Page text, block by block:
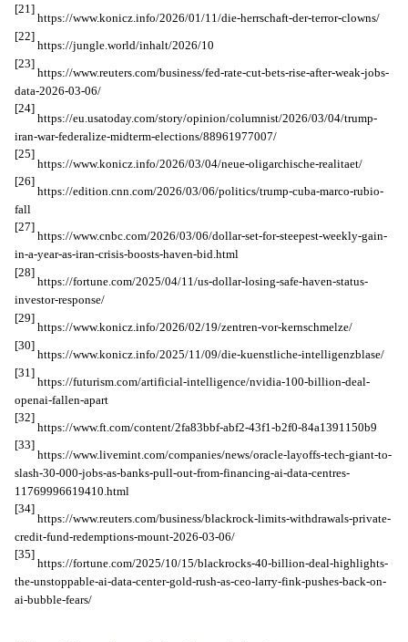
[21]
https://www.konicz.info/2026/01/11/die-herrschaft-der-terror-clowns/
[22]
https://jungle.world/inhalt/2026/10
[23]
https://www.reuters.com/business/fed-rate-cut-bets-rise-after-weak-jobs-
data-2026-03-06/
[24]
https://eu.usatoday.com/story/opinion/columnist/2026/03/04/trump-
iran-war-federalize-midterm-elections/88961977007/
[25]
https://www.konicz.info/2026/03/04/neue-oligarchische-realitaet/
[26]
https://edition.cnn.com/2026/03/06/politics/trump-cuba-marco-rubio-
fall
[27]
https://www.cnbc.com/2026/03/06/dollar-set-for-steepest-weekly-gain-
in-a-year-as-iran-crisis-boosts-haven-bid.html
[28]
https://fortune.com/2025/04/11/us-dollar-losing-safe-haven-status-
investor-response/
[29]
https://www.konicz.info/2026/02/19/zentren-vor-kernschmelze/
[30]
https://www.konicz.info/2025/11/09/die-kuenstliche-intelligenzblase/
[31]
https://futurism.com/artificial-intelligence/nvidia-100-billion-deal-
openai-fallen-apart
[32]
https://www.ft.com/content/2fa83bbf-abf2-43f1-b2f0-84a1391150b9
[33]
https://www.livemint.com/companies/news/oracle-layoffs-tech-giant-to-
slash-30-000-jobs-as-banks-pull-out-from-financing-ai-data-centres-
11769996619410.html
[34]
https://www.reuters.com/business/blackrock-limits-withdrawals-private-
credit-fund-redemptions-mount-2026-03-06/
[35]
https://fortune.com/2025/10/15/blackrocks-40-billion-deal-highlights-
the-unstoppable-ai-data-center-gold-rush-as-ceo-larry-fink-pushes-back-on-
ai-bubble-fears/